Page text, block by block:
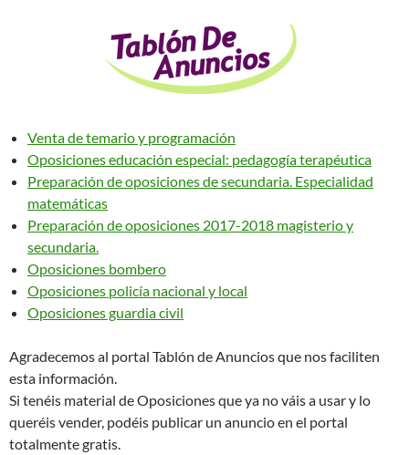
Venta de temario y programación
Oposiciones educación especial: pedagogía terapéutica
Preparación de oposiciones de secundaria. Especialidad
matemáticas
Preparación de oposiciones 2017-2018 magisterio y
secundaria.
Oposiciones bombero
Oposiciones policía nacional y local
Oposiciones guardia civil
Agradecemos al portal Tablón de Anuncios que nos faciliten
esta información.
Si tenéis material de Oposiciones que ya no váis a usar y lo
queréis vender, podéis publicar un anuncio en el portal
totalmente gratis.